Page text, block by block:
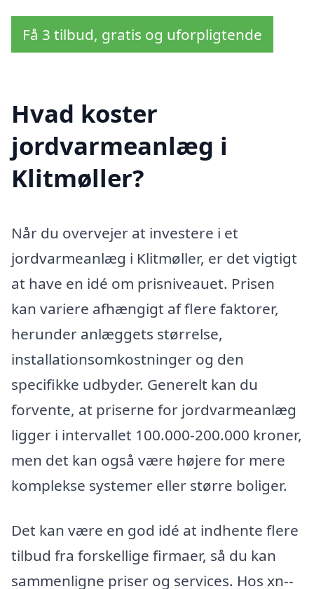
Få 3 tilbud, gratis og uforpligtende
Hvad koster
jordvarmeanlæg i
Klitmøller?
Når du overvejer at investere i et
jordvarmeanlæg i Klitmøller, er det vigtigt
at have en idé om prisniveauet. Prisen
kan variere afhængigt af flere faktorer,
herunder anlæggets størrelse,
installationsomkostninger og den
specifikke udbyder. Generelt kan du
forvente, at priserne for jordvarmeanlæg
ligger i intervallet 100.000-200.000 kroner,
men det kan også være højere for mere
komplekse systemer eller større boliger.
Det kan være en god idé at indhente flere
tilbud fra forskellige firmaer, så du kan
sammenligne priser og services. Hos xn--